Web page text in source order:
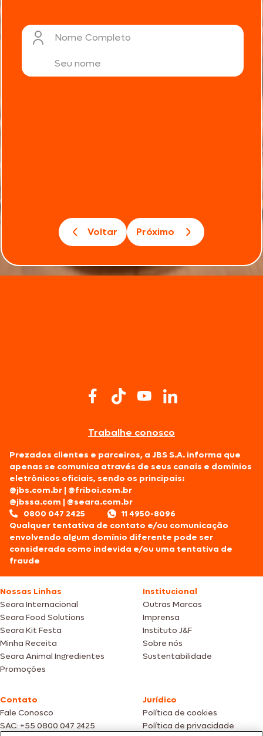
Nome Completo
Voltar Próximo
Trabalhe conosco
Prezados clientes e parceiros, a JBS S.A. informa que
apenas se comunica através de seus canais e domínios
eletrônicos oficiais, sendo os principais:
@jbs.com.br |@friboi.com.br
@jbssa.com |@seara.com.br
0800 047 2425
11 4950-8096
Qualquer tentativa de contato e/ou comunicação
envolvendo algum domínio diferente pode ser
considerada como indevida e/ou uma tentativa de
fraude
Nossas Linhas
Seara Internacional
Seara Food Solutions
Seara Kit Festa
Minha Receita
Seara Animal Ingredientes
Promoções
Institucional
Outras Marcas
Imprensa
Instituto J&F
Sobre nós
Sustentabilidade
Contato
Fale Conosco
SAC: +55 0800 047 2425
Jurídico
Política de cookies
Política de privacidade